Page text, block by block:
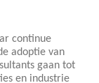
continue
adoptie van
gaan tot
en industrie